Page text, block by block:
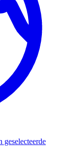
geselecteerde